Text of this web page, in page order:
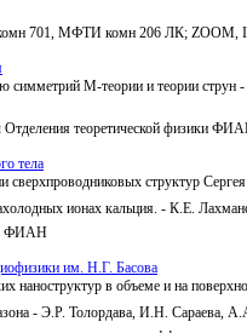
701, МФТИ комн 206 ЛК; ZOOM, ID
симметрий М-теории и теории струн
Отделения теоретической физики
тела
сверхпроводниковых структур
ионах кальция. - К.Е.
ФИАН
им. Н.Г. Басова
наноструктур в объеме и на
- Э.Р. Толордава, И.Н. Сараева,